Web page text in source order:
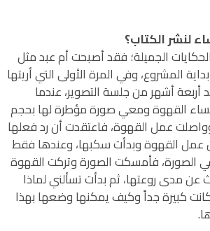
لنشر الكتاب؟
الجميلة؛ فقد أصبحت أم عبد مثل
المشروع، وفي المرة الأولى التي أريتها
أربعة أشهر من جلسة التصوير، عندما
القهوة ومعي صورة مؤطرة لها بحجم
وواصلت عمل القهوة، فاعتقدت أن رد فعلها
عمل القهوة وبدأت سكبها، وعندها فقط
الصورة، فأمسكت الصورة وتركت القهوة
مدى روعتها، ثم بدأت تسألني لماذا
كبيرة جداً وكيف يمكنها وضعها بهذا